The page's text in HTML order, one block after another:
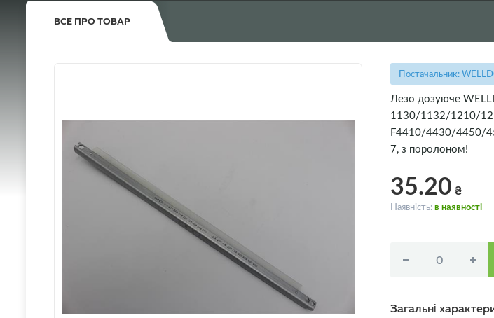
ВСЕ ПРО ТОВАР
Постачальник:
Лезо дозуюче
1130/1132/1210/
F4410/4430/4450/
7, з поролоном!
35.20 ₴
Наявність:в наявності
Загальні